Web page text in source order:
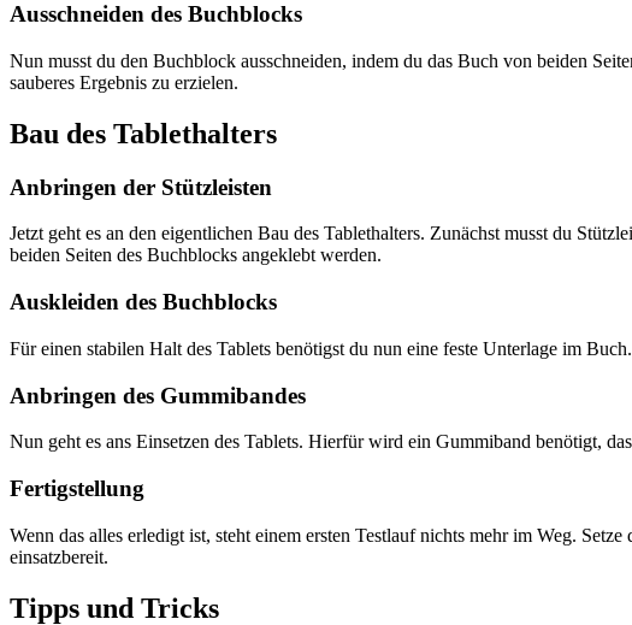
Ausschneiden des Buchblocks
Nun musst du den Buchblock ausschneiden, indem du das Buch von beiden
sauberes Ergebnis zu erzielen.
Bau des Tablethalters
Anbringen der Stützleisten
Jetzt geht es an den eigentlichen Bau des Tablethalters. Zunächst musst du
beiden Seiten des Buchblocks angeklebt werden.
Auskleiden des Buchblocks
Für einen stabilen Halt des Tablets benötigst du nun eine feste Unterlage im
Anbringen des Gummibandes
Nun geht es ans Einsetzen des Tablets. Hierfür wird ein Gummiband benötigt,
Fertigstellung
Wenn das alles erledigt ist, steht einem ersten Testlauf nichts mehr im Weg.
einsatzbereit.
Tipps und Tricks